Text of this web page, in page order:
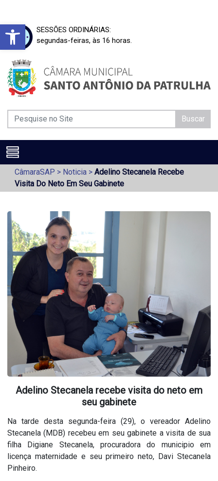
Barra de Ferramentas Aberta
SESSÕES ORDINÁRIAS:
segundas-feiras, às 16 horas.
Buscar
CâmaraSAP > Noticia > Adelino Stecanela Recebe
Visita Do Neto Em Seu Gabinete
Adelino Stecanela recebe visita do neto em
seu gabinete
Na tarde desta segunda-feira (29), o vereador Adelino
Stecanela (MDB) recebeu em seu gabinete a visita de sua
filha Digiane Stecanela, procuradora do municipio em
licença maternidade e seu primeiro neto, Davi Stecanela
Pinheiro.